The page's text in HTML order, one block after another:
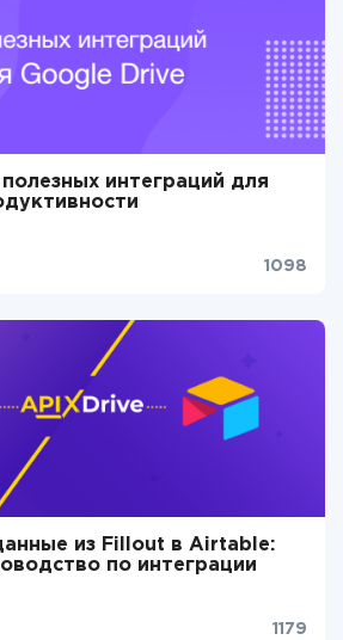
интеграций для
1098
из Fillout в Airtable:
по интеграции
1179